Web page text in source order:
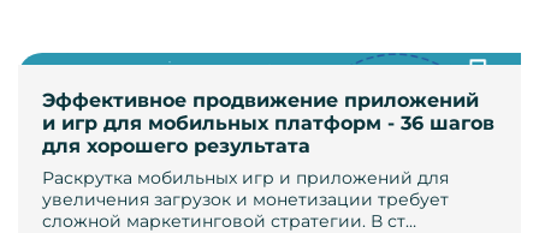
Эффективное продвижение приложений
и игр для мобильных платформ - 36 шагов
для хорошего результата
Раскрутка мобильных игр и приложений для
увеличения загрузок и монетизации требует
сложной маркетинговой стратегии. В ст…